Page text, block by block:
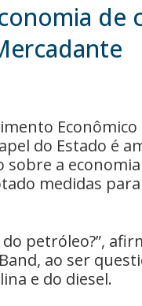
de
Econômico
do Estado é
a
medidas
petróleo?”,
ao ser
e do diesel.